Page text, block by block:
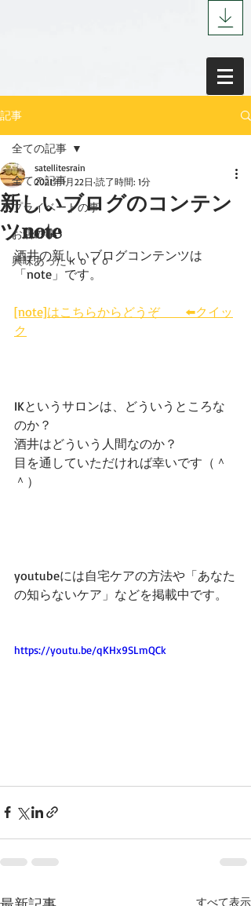
記事
全ての記事
プライベートの事
お店の事
興味あったｋｏｔｏ
全ての記事
新しいブログのコンテン
ツnote
satellitesrain
2021年1月22日 読了時間: 1分
酒井の新しいブログコンテンツは
「note」です。
[note]はこちらからどうぞ　　⬅️クイッ
ク
IKというサロンは、どういうところな
のか？
酒井はどういう人間なのか？
目を通していただければ幸いです（＾
＾）
youtubeには自宅ケアの方法や「あなた
の知らないケア」などを掲載中です。
https://youtu.be/qKHx9SLmQCk
すべて表示